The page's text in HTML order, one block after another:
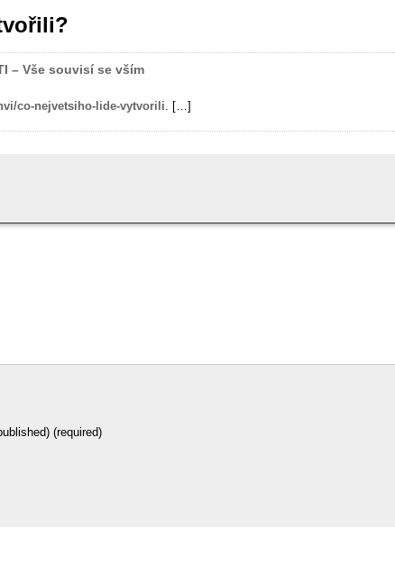
– Vše souvisí se vším
co-nejvetsiho-lide-vytvorili. […]
(required)